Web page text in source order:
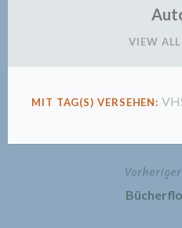
VIEW
MIT TAG(S) VERSEHEN:
Beitragsnavigation